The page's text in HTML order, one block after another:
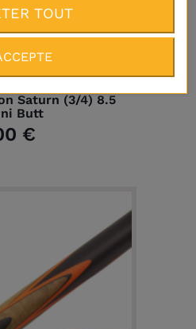
Saturn (3/4) 8.5
Butt
€
TOUT